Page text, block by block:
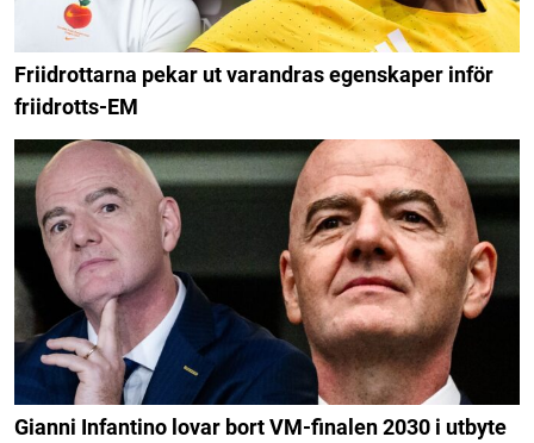
Friidrottarna pekar ut varandras egenskaper inför
friidrotts-EM
Gianni Infantino lovar bort VM-finalen 2030 i utbyte